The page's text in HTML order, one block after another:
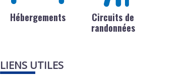
Hébergements
Circuits de
randonnées
LIENS UTILES